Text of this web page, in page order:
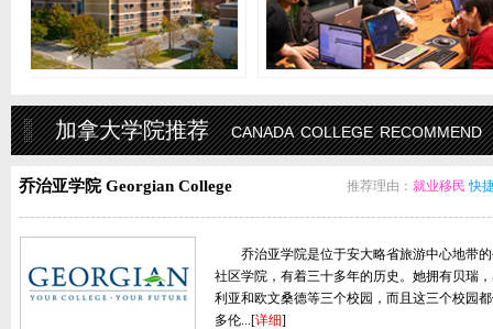
加拿大学院推荐canada college recommend
乔治亚学院 Georgian College 推荐理由：就业移民快
乔治亚学院是位于安大略省旅游中心地带
社区学院，有着三十多年的历史。她拥有贝瑞
利亚和欧文桑德等三个校园，而且这三个校园
多伦...[详细]